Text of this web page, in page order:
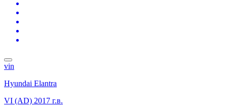
vin
Hyundai Elantra
VI (AD) 2017 г.в.